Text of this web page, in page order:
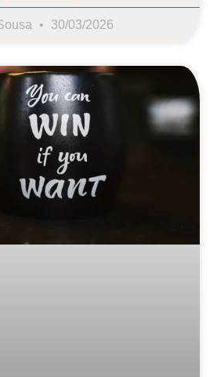
30/03/2026